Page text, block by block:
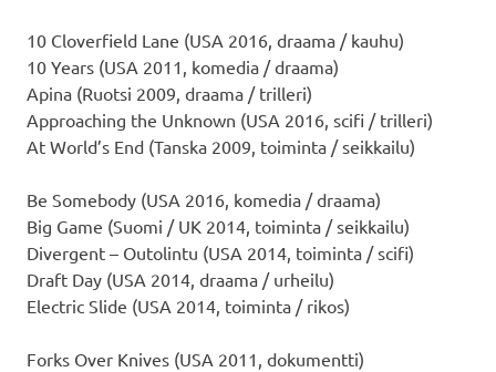
10 Cloverfield Lane (USA 2016, draama / kauhu)
10 Years (USA 2011, komedia / draama)
Apina (Ruotsi 2009, draama / trilleri)
Approaching the Unknown (USA 2016, scifi / trilleri)
At World’s End (Tanska 2009, toiminta / seikkailu)
Be Somebody (USA 2016, komedia / draama)
Big Game (Suomi / UK 2014, toiminta / seikkailu)
Divergent – Outolintu (USA 2014, toiminta / scifi)
Draft Day (USA 2014, draama / urheilu)
Electric Slide (USA 2014, toiminta / rikos)
Forks Over Knives (USA 2011, dokumentti)